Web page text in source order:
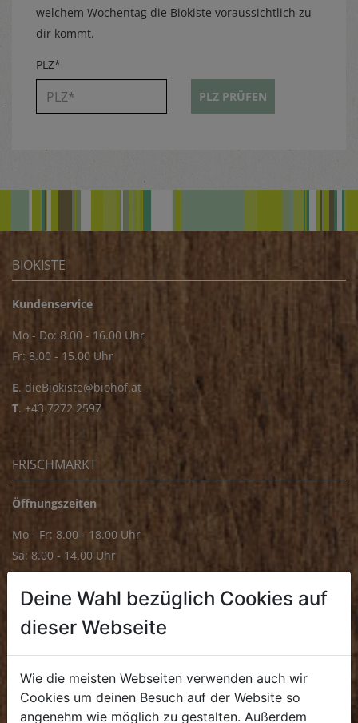
welchem Wochentag die Biokiste voraussichtlich zu
dir kommt.
PLZ*
PLZ PRÜFEN
BIOKISTE
Kundenservice
Mo - Do: 8.00 - 16.00 Uhr
Fr: 8.00 - 15.00 Uhr
E. dieBiokiste@biohof.at
T. +43 7272 2597
FRISCHMARKT
Öffnungszeiten
Mo - Fr: 8.00 - 18.00 Uhr
Sa: 8.00 - 14.00 Uhr
Mo - Fr: 8.00 - 16.00 Uhr
. +43 7272 4859 70
Deine Wahl bezüglich Cookies auf
dieser Webseite
Wie die meisten Webseiten verwenden auch wir
Cookies um deinen Besuch auf der Website so
angenehm wie möglich zu gestalten. Außerdem